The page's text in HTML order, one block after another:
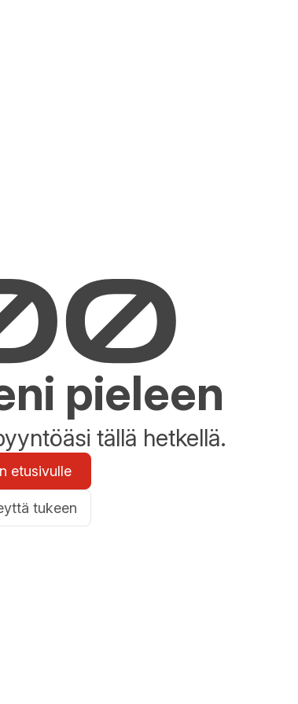
pieleen
tällä hetkellä.
etusivulle
tukeen